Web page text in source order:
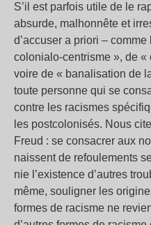
S’il est parfois utile de le
absurde, malhonnête et
d’accuser a priori –
colonialo-centrisme », de
voire de « banalisation de
toute personne qui se
contre les racismes
les postcolonisés. Nous
Freud : se consacrer aux
naissent de refoulements
nie l’existence d’autres
même, souligner les
formes de racisme ne